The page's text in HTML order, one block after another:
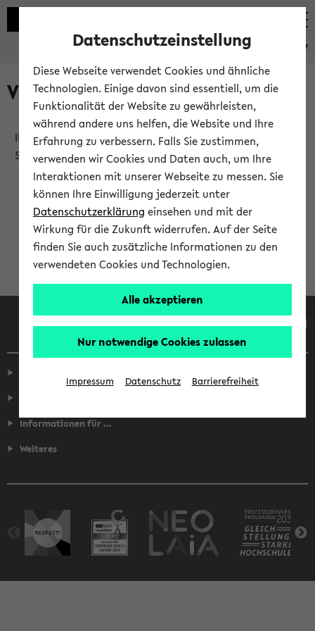
eKVV
Verlauf
Ihr Verlauf ist leer. Er wird sich im Verlauf Ihrer eKVV
Sitzung füllen.
Informationen für ...
Weiteres
Datenschutzeinstellung
Diese Webseite verwendet Cookies und ähnliche
Technologien. Einige davon sind essentiell, um die
Funktionalität der Website zu gewährleisten,
während andere uns helfen, die Website und Ihre
Erfahrung zu verbessern. Falls Sie zustimmen,
verwenden wir Cookies und Daten auch, um Ihre
Interaktionen mit unserer Webseite zu messen. Sie
können Ihre Einwilligung jederzeit unter
Datenschutzerklärung einsehen und mit der
Wirkung für die Zukunft widerrufen. Auf der Seite
finden Sie auch zusätzliche Informationen zu den
verwendeten Cookies und Technologien.
Alle akzeptieren
Nur notwendige Cookies zulassen
Impressum Datenschutz Barrierefreiheit